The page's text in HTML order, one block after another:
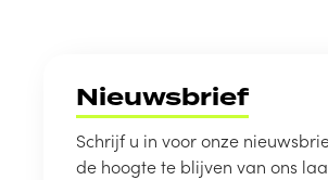
Nieuwsbrief
Schrijf u in voor onze
de hoogte te blijven van ons